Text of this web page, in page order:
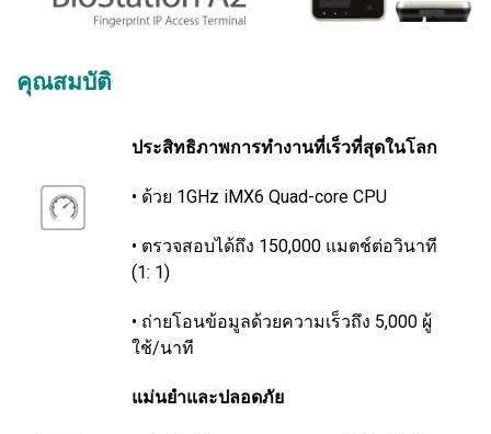
คุณสมบัติ
ประสิทธิภาพการทำงานที่เร็วที่สุดในโลก
• ด้วย 1GHz iMX6 Quad-core CPU
• ตรวจสอบได้ถึง 150,000 แมตช์ต่อวินาที
(1: 1)
• ถ่ายโอนข้อมูลด้วยความเร็วถึง 5,000 ผู้
ใช้/นาที
แม่นยำและปลอดภัย